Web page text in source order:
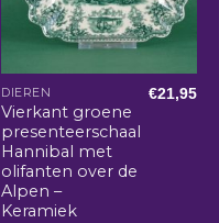
DIEREN
Vierkant groene
presenteerschaal
Hannibal met
olifanten over de
Alpen –
Keramiek
€21,95